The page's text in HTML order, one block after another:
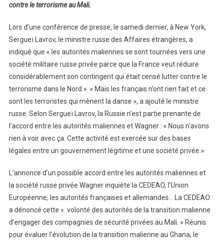
contre le terrorisme au Mali.
Lors d’une conférence de presse, le samedi dernier, à New York,
Sergueï Lavrov, le ministre russe des Affaires étrangères, a
indiqué que « les autorités maliennes se sont tournées vers une
société militaire russe privée parce que la France veut réduire
considérablement son contingent qui était censé lutter contre le
terrorisme dans le Nord ». « Mais les français n’ont rien fait et ce
sont les terroristes qui mènent la danse », a ajouté le ministre
russe. Selon Sergueï Lavrov, la Russie n’est partie prenante de
l’accord entre les autorités maliennes et Wagner : « Nous n’avons
rien à voir avec ça. Cette activité est exercée sur des bases
légales entre un gouvernement légitime et une société privée.»
L’annonce d’un possible accord entre les autorités maliennes et
la société russe privée Wagner inquiète la CEDEAO, l’Union
Européenne, les autorités françaises et allemandes… La CEDEAO
a dénoncé cette « volonté des autorités de la transition malienne
d’engager des compagnies de sécurité privées au Mali. » Réunis
pour évaluer l’évolution de la transition malienne au Ghana, le